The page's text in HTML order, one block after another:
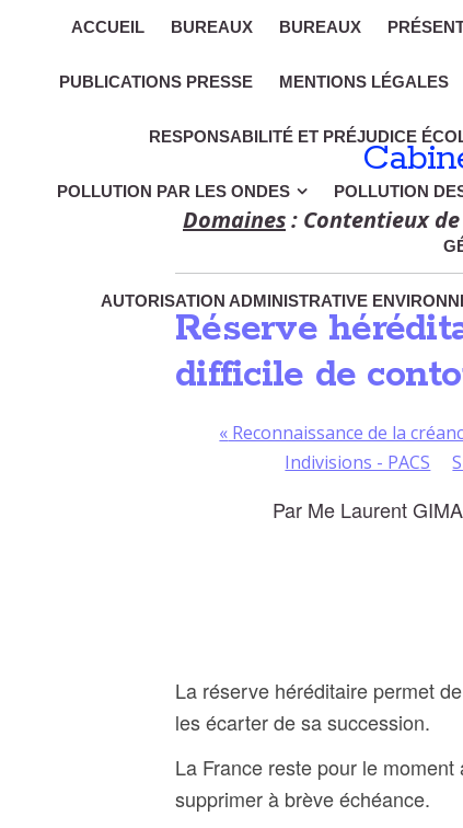
ACCUEIL BUREAUX BUREAUX
PUBLICATIONS PRESSE MENTIONS LÉGALES
RESPONSABILITÉ ET PRÉJUDICE
POLLUTION PAR LES ONDES POLLUTION
AUTORISATION ADMINISTRATIVE
Domaines: Contentieux
Réserve
difficile de
« Reconnaissance de la
Indivisions - PACS
Par Me Laurent
La réserve héréditaire permet
les écarter de sa succession.
La France reste pour le
supprimer à brève échéance.